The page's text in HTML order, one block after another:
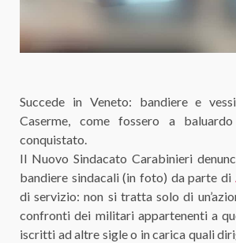
Succede in Veneto: bandiere e
Caserme, come fossero a
conquistato.
Il Nuovo Sindacato Carabinieri
bandiere sindacali (in foto) da parte di
di servizio: non si tratta solo di
confronti dei militari appartenenti a
iscritti ad altre sigle o in carica quali